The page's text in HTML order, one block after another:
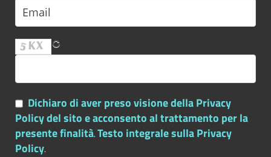
Dichiaro di aver preso visione della Privacy
Policy del sito e acconsento al trattamento per la
presente finalità.Testo integrale sulla Privacy
Policy.